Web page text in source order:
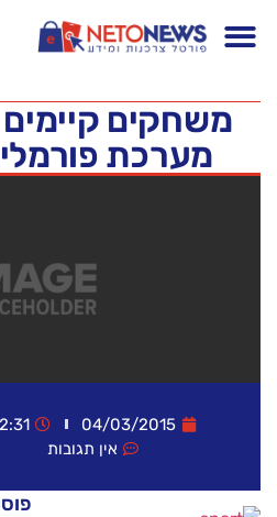
משחקים קיימים
מערכת
04/03/2015
אין תגובות